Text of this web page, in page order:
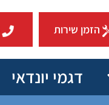
הזמן שירות
דגמי יונדאי